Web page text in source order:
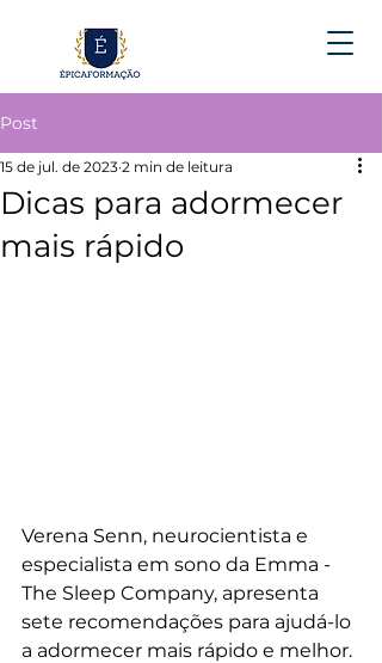
Post
Dicas para adormecer
mais rápido
15 de jul. de 2023 2 min de leitura
Verena Senn, neurocientista e
especialista em sono da Emma -
The Sleep Company, apresenta
sete recomendações para ajudá-lo
a adormecer mais rápido e melhor.